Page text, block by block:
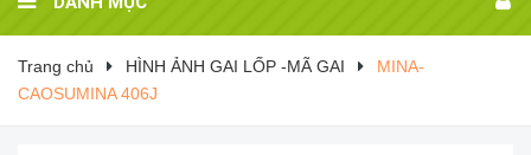
Trang chủ HÌNH ẢNH GAI LỐP -MÃ GAI
MINA-
CAOSUMINA 406J